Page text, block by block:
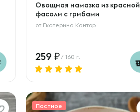
Овощная намазка из красной
фасоли с грибами
от Екатерина Кантор
259 / 160 г.
Постное